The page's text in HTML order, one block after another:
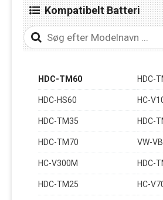
Kompatibelt Batteri
HDC-TM60 HDC-
HDC-HS60 HC-
HDC-TM35 HDC-
HDC-TM70 VW-
HC-V300M HDC-
HDC-TM25 HC-